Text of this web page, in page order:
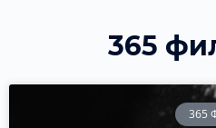
365
365